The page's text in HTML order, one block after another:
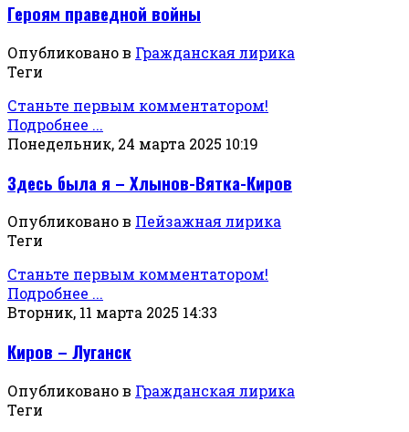
Героям праведной войны
Опубликовано в Гражданская лирика
Теги
Станьте первым комментатором!
Подробнее ...
Понедельник, 24 марта 2025 10:19
Здесь была я – Хлынов-Вятка-Киров
Опубликовано в Пейзажная лирика
Теги
Станьте первым комментатором!
Подробнее ...
Вторник, 11 марта 2025 14:33
Киров – Луганск
Опубликовано в Гражданская лирика
Теги